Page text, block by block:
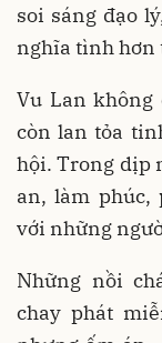
soi sáng đạo
nghĩa tình hơn
Vu Lan
còn lan tỏa
hội. Trong dịp
an, làm phúc,
với những
Những nồi
chay phát